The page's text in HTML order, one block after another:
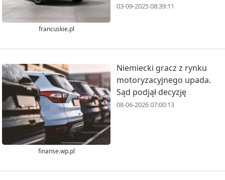
francuskie.pl
03-09-2025 08:39:11
finanse.wp.pl
Niemiecki gracz z rynku
motoryzacyjnego upada.
Sąd podjął decyzję
08-06-2026 07:00:13